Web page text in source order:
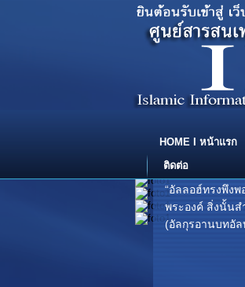
“อัลลอฮ์ทรงพึง
พระองค์ สิ่งนั้นส
(อัลกุรอานบทอัล
HOME I หน้าแรก
ติดต่อ